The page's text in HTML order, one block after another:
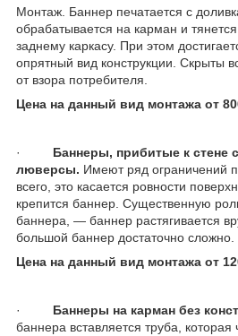
Монтаж. Баннер печатается с
обрабатывается на карман и
заднему каркасу. При этом
опрятный вид конструкции. Скрыты
от взора потребителя.
Цена на данный вид монтажа от
· Баннеры, прибитые к стене
люверсы. Имеют ряд ограничений
всего, это касается ровности
крепится баннер. Существенную
баннера, — баннер растягивается
большой баннер достаточно сложно.
Цена на данный вид монтажа от
· Баннеры на карман без
баннера вставляется труба,